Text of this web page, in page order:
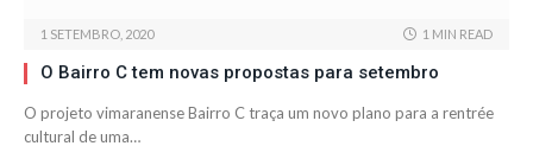
1 SETEMBRO, 2020 1 MIN READ
O Bairro C tem novas propostas para setembro
O projeto vimaranense Bairro C traça um novo plano para a rentrée
cultural de uma…